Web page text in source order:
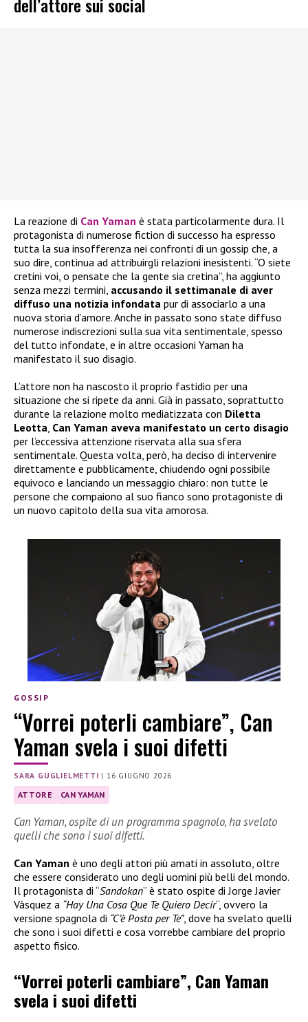
dell’attore sui social
La reazione di Can Yaman è stata particolarmente dura. Il
protagonista di numerose fiction di successo ha espresso
tutta la sua insofferenza nei confronti di un gossip che, a
suo dire, continua ad attribuirgli relazioni inesistenti. “O siete
cretini voi, o pensate che la gente sia cretina”, ha aggiunto
senza mezzi termini, accusando il settimanale di aver
diffuso una notizia infondata pur di associarlo a una
nuova storia d’amore. Anche in passato sono state diffuso
numerose indiscrezioni sulla sua vita sentimentale, spesso
del tutto infondate, e in altre occasioni Yaman ha
manifestato il suo disagio.
L’attore non ha nascosto il proprio fastidio per una
situazione che si ripete da anni. Già in passato, soprattutto
durante la relazione molto mediatizzata con Diletta
Leotta, Can Yaman aveva manifestato un certo disagio
per l’eccessiva attenzione riservata alla sua sfera
sentimentale. Questa volta, però, ha deciso di intervenire
direttamente e pubblicamente, chiudendo ogni possibile
equivoco e lanciando un messaggio chiaro: non tutte le
persone che compaiono al suo fianco sono protagoniste di
un nuovo capitolo della sua vita amorosa.
GOSSIP
“Vorrei poterli cambiare”, Can
Yaman svela i suoi difetti
SARA GUGLIELMETTI | 16 GIUGNO 2026
ATTORE CAN YAMAN
Can Yaman, ospite di un programma spagnolo, ha svelato
quelli che sono i suoi difetti.
Can Yaman è uno degli attori più amati in assoluto, oltre
che essere considerato uno degli uomini più belli del mondo.
Il protagonista di “Sandokan” è stato ospite di Jorge Javier
Vàsquez a “Hay Una Cosa Que Te Quiero Decir“, ovvero la
versione spagnola di “C’è Posta per Te”, dove ha svelato quelli
che sono i suoi difetti e cosa vorrebbe cambiare del proprio
aspetto fisico.
“Vorrei poterli cambiare”, Can Yaman
svela i suoi difetti